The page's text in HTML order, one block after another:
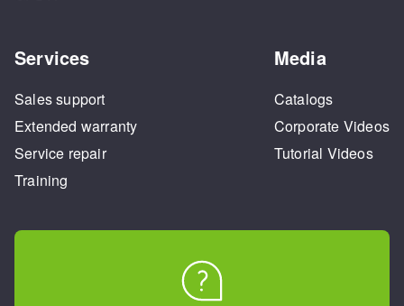
Services
Sales support
Extended warranty
Service repair
Training
Media
Catalogs
Corporate Videos
Tutorial Videos